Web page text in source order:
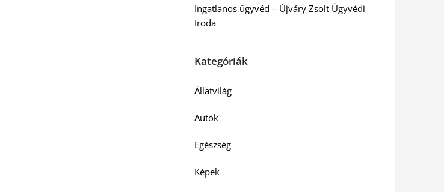
Ingatlanos ügyvéd – Újváry Zsolt Ügyvédi
Iroda
Kategóriák
Állatvilág
Autók
Egészség
Képek